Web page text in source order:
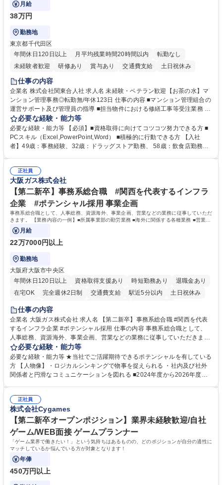
月給
38万円
勤務地
東京都千代田区
年間休日120日以上
月平均残業時間20時間以内
転勤なし
未経験者歓迎
研修あり 賞与あり 交通費支給 土日祝休み
仕事の内容
企業名 株式会社関東合人社 求人名 未経験・ベテラン歓迎【お茶の水】マ
ンション管理事務◎転勤無/年休123日 仕事の内容 ■マンション管理組合の
運営サポート及び管理員の指導 ■担当物件における修繕工事等受注業務 ■
事務所内での事務業務等 ★異業界からの転職者が多数活躍しています
【年収補足】532万円 ＋別途インセンティヴで平均約100万円/年（昨年度
実績） ＋管理業務主任者資格手当50,000円/月 ★親会社である株式会社合
人社計画研究所社のグループ会社として、質の高いサービスと適性価格を
無/年休123日
必要な経験・能力等
必要な経験・能力等 【必須】■資格取得に向けてコツコツ努力できる方 ■
PCスキル（Excel,PowerPoint,Word） ■積極的に行動できる方 【入社
者】49歳：事務経験、32歳：ドラッグストア勤務、 58歳：飲食店勤務
得出来ております！ 【魅力】■フレックス制度、未経験からでも下限年収
を一律支給！ ■管理業務主任者資格取得後には50,000円/月の手当あり！
学歴・資格 学歴：大学院 大学 高専 短大 専修学校 高校 語学力： 資格：第
一種運転免許普通自動車
正社員
大阪ガス株式会社
【第二新卒】事務系総合職 #関西を代表するインフラ
企業 #ポテンシャル採用 事業企画
事務系総合職として、人事総務、資源海外、事業企画、営業などの業務に従事していただ
きます。 【業務内容の一例】■所属事業部の勤労業務 ■海外に関係する各種業務 ■営業部
門の企画スタッフ、ルート営業
月給
22万7000円以上
勤務地
大阪府大阪市中央区
年間休日120日以上
資格取得支援あり 時短勤務あり
退職金あり
在宅OK
完全週休2日制 交通費支給 駅近5分以内
土日祝休み
服装自由
第二新卒歓迎
仕事の内容
企業名 大阪ガス株式会社 求人名 【第二新卒】事務系総合職 #関西を代表
するインフラ企業 #ポテンシャル採用 仕事の内容 事務系総合職として、
人事総務、資源海外、事業企画、営業などの業務に従事していただきま
す。 【業務内容の一例】■所属事業部の勤労業務 ■海外に関係する各種業
務 ■営業部門の企画スタッフ、ルート営業 【キャリアパス】入社後の配属
ポジションで一定期間ご活躍頂いた後、本人の適性及び将来のキャリアを
鑑みてジョブローテーションを行います。 【育成】OJTでの現場育成や研
表するインフラ企業 #ポテンシャル採用
必要な経験・能力等
必要な経験・能力等 ★当社でご活躍期待できるポテンシャルを有している
方 【人物像】・ロジカルシンキングで物事を捉えられる ・社内及び社外
関係者と円滑なコミュニケーションを図れる ■2024年度から2026年度ま
72.html ■エネルギーセキュリティの不安定化や気候変動による自然災害の
甚大化など、これまで以上に社会課題解決の重要性が高まっています。
「未来の日常」の創造に向けて持続可能な社会の実現に貢献してまいりま
す。 学歴・資格 学歴：大学院 大学 語学力： 資格：
正社員
株式会社Cygames
【第二新卒オープンポジション】業界未経験歓迎/自社
ゲーム/WEB面接 ゲームプランナー
「ゲーム業界で働きたい！」という気持ちはあるものの、どのポジションが自分の適性に
マッチしているか悩んでいる方が対象となります！
年俸
450万円以上